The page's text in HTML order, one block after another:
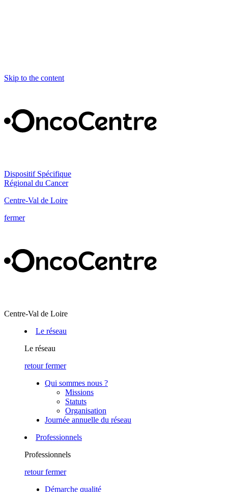
Skip to the content
Dispositif Spécifique
Régional du Cancer
Centre-Val de Loire
fermer
Centre-Val de Loire
Le réseau
Le réseau
retour fermer
Qui sommes nous ?
Missions
Statuts
Organisation
Journée annuelle du réseau
Professionnels
Professionnels
retour fermer
Démarche qualité